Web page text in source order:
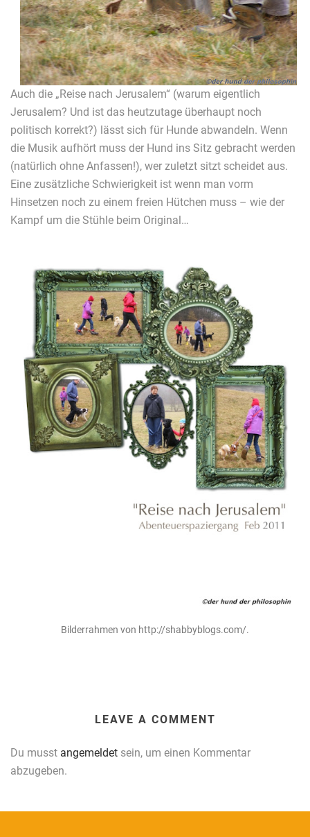
Auch die „Reise nach Jerusalem“ (warum eigentlich
Jerusalem? Und ist das heutzutage überhaupt noch
politisch korrekt?) lässt sich für Hunde abwandeln. Wenn
die Musik aufhört muss der Hund ins Sitz gebracht werden
(natürlich ohne Anfassen!), wer zuletzt sitzt scheidet aus.
Eine zusätzliche Schwierigkeit ist wenn man vorm
Hinsetzen noch zu einem freien Hütchen muss – wie der
Kampf um die Stühle beim Original…
Bilderrahmen von http://shabbyblogs.com/.
LEAVE A COMMENT
Du musst angemeldet sein, um einen Kommentar
abzugeben.